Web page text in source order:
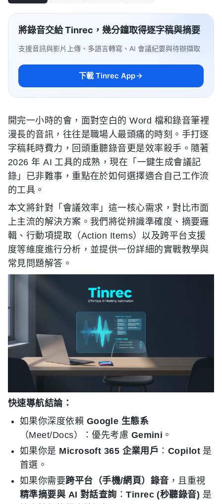
將錄音交給 Tinrec，幾分鐘取得逐字稿與摘要
支援音訊與影片上傳、多語言轉寫、AI 會議紀要與待辦擷取
下載 Tinrec App
開完一小時的會，面對空白的 Word 檔和錄音筆裡
漫長的音訊，往往是職場人最頭痛的時刻。手打逐
字稿耗時費力，回頭重聽錄音更是效率殺手。隨著
2026 年 AI 工具的成熟，現在「一鍵生成會議記
錄」已非難事，重點在於如何選擇適合自己工作流
的工具。
本文將針對「會議效率」這一核心需求，對比市面
上主流的解決方案。我們將從辨識準確度、摘要邏
輯、行動項提取（Action Items）以及跨平台支援
度等維度進行分析，並提供一份詳細的實戰教學與
常見問題解答。
快速導航結論：
如果你深度依賴 Google 生態系
（Meet/Docs）：優先考慮 Gemini 。
如果你是 Microsoft 365 企業用戶 ： Copilot是
首選。
如果你需要跨平台（手機/網頁）錄音 ，且重視
精準摘要與 AI 對話查詢 ：Tinrec (秒聽錄音) 是